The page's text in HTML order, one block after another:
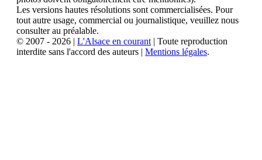
Les versions hautes résolutions sont commercialisées. Pour
tout autre usage, commercial ou journalistique, veuillez nous
consulter au préalable.
© 2007 - 2026 | L'Alsace en courant | Toute reproduction
interdite sans l'accord des auteurs | Mentions légales.